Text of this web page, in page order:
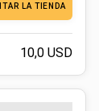
LA TIENDA
10,0 USD